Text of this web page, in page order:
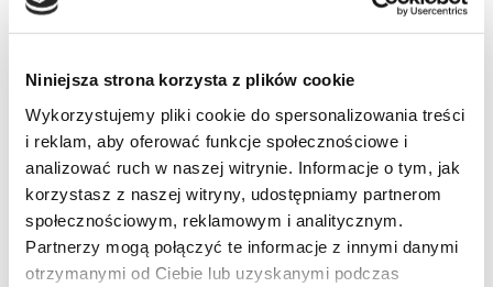
Niniejsza strona korzysta z plików cookie
Wykorzystujemy pliki cookie do spersonalizowania treści
i reklam, aby oferować funkcje społecznościowe i
analizować ruch w naszej witrynie. Informacje o tym, jak
korzystasz z naszej witryny, udostępniamy partnerom
społecznościowym, reklamowym i analitycznym.
Partnerzy mogą połączyć te informacje z innymi danymi
otrzymanymi od Ciebie lub uzyskanymi podczas
Brak produktów w koszyku.
Idź do sklepu